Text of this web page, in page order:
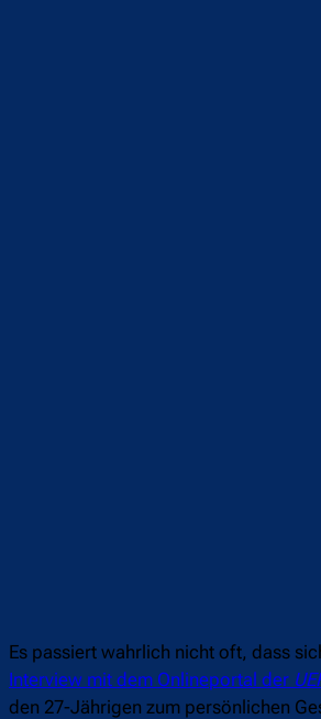
Es passiert wahrlich nicht oft, dass
Interview mit dem Onlineportal der
den 27-Jährigen zum persönlichen